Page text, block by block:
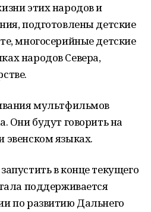
этих народов и
подготовлены детские
многосерийные детские
народов Севера,
мультфильмов
Они будут говорить на
языках.
в конце текущего
поддерживается
по развитию Дальнего